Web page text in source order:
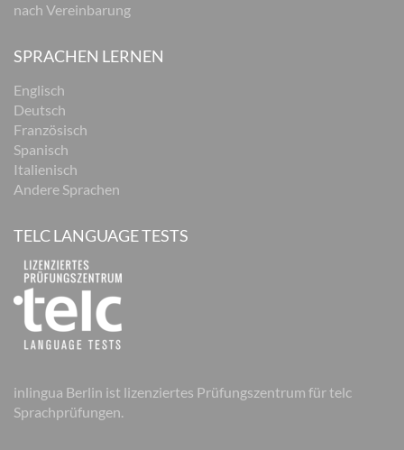
nach Vereinbarung
SPRACHEN LERNEN
Englisch
Deutsch
Französisch
Spanisch
Italienisch
Andere Sprachen
TELC LANGUAGE TESTS
inlingua Berlin ist lizenziertes Prüfungszentrum für telc
Sprachprüfungen.